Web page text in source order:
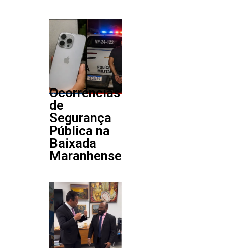
Ocorrências
de
Segurança
Pública na
Baixada
Maranhense